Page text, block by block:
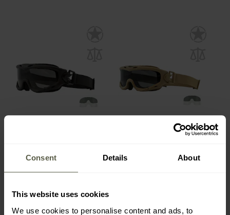
Consent Details About
This website uses cookies
We use cookies to personalise content and ads, to
Spear Set 2in1 Wiley X -
Matte Black
97,32 €
130,00 €
Spear Set 2in1 Wiley X -
Matte Tan